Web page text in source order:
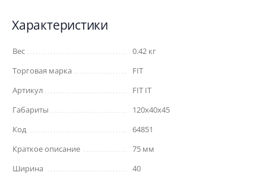
Характеристики
Вес
0.42 кг
Торговая марка
FIT
Артикул
FIT IT
Габариты
120x40x45
Код
64851
Краткое описание
75 мм
Ширина
40